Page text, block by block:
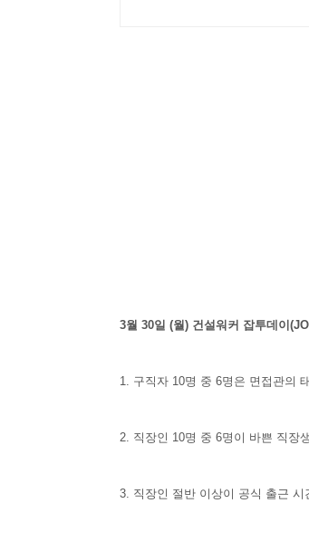
3월 30일 (월) 건설워커 잡투데이
1. 구직자 10명 중 6명은 면접관의
2. 직장인 10명 중 6명이 바쁜 직장
3. 직장인 절반 이상이 공식 출근